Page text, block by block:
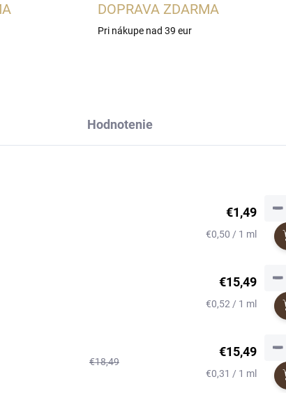
DOPRAVA ZDARMA
Pri nákupe nad 39 eur
Hodnotenie
€1,49
Jednotková
€0,50 / 1 ml
−
€15,49
Jednotková
€0,52 / 1 ml
−
€18,49
€15,49
Jednotková
€0,31 / 1 ml
−